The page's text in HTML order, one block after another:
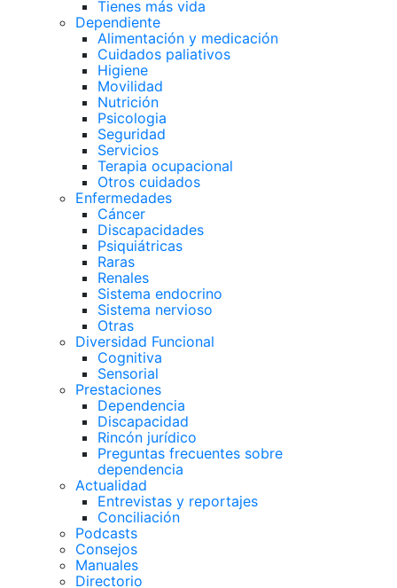
Tienes más vida
Dependiente
Alimentación y medicación
Cuidados paliativos
Higiene
Movilidad
Nutrición
Psicologia
Seguridad
Servicios
Terapia ocupacional
Otros cuidados
Enfermedades
Cáncer
Discapacidades
Psiquiátricas
Raras
Renales
Sistema endocrino
Sistema nervioso
Otras
Diversidad Funcional
Cognitiva
Sensorial
Prestaciones
Dependencia
Discapacidad
Rincón jurídico
Preguntas frecuentes sobre
dependencia
Actualidad
Entrevistas y reportajes
Conciliación
Podcasts
Consejos
Manuales
Directorio